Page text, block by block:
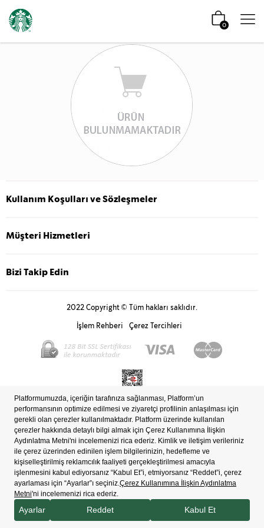
0
Kullanım Koşulları ve Sözleşmeler
Müşteri Hizmetleri
Bizi Takip Edin
2022 Copyright © Tüm hakları saklıdır.
İşlem Rehberi
Çerez Tercihleri
Bilgi Toplum Hizmetleri